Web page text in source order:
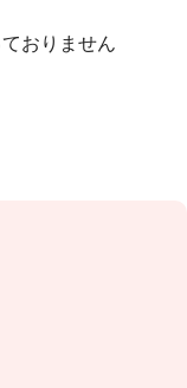
おりません